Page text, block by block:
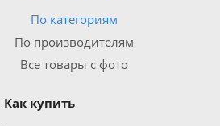
По категориям
По производителям
Все товары с фото
Как купить